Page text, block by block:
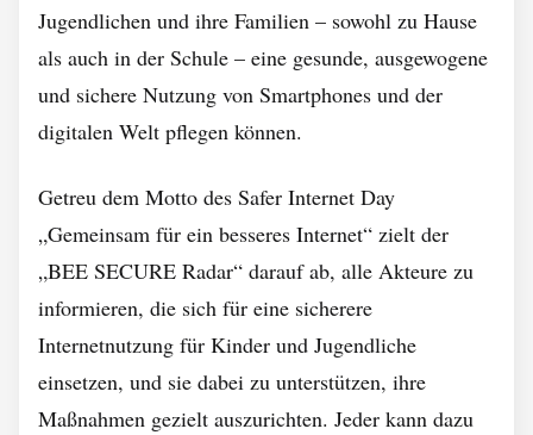
Jugendlichen und ihre Familien – sowohl zu Hause
als auch in der Schule – eine gesunde, ausgewogene
und sichere Nutzung von Smartphones und der
digitalen Welt pflegen können.
Getreu dem Motto des Safer Internet Day
„Gemeinsam für ein besseres Internet“ zielt der
„BEE SECURE Radar“ darauf ab, alle Akteure zu
informieren, die sich für eine sicherere
Internetnutzung für Kinder und Jugendliche
einsetzen, und sie dabei zu unterstützen, ihre
Maßnahmen gezielt auszurichten. Jeder kann dazu